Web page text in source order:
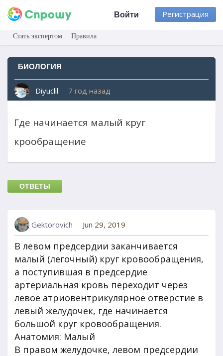
Регистрация
Войти
Стать экспертом Правила
БИОЛОГИЯ
Diyuclil 7 год назад
Где начинается малый круг
крообращение
ОТВЕТЫ
Gektorovich Jun 29, 2019
В левом предсердии заканчивается
малый (легочный) круг кровообращения,
а поступившая в предсердие
артериальная кровь переходит через
левое атриовентрикулярное отверстие в
левый желудочек, где начинается
большой круг кровообращения.
Анатомия: Малый
В правом желудочке, левом предсердии